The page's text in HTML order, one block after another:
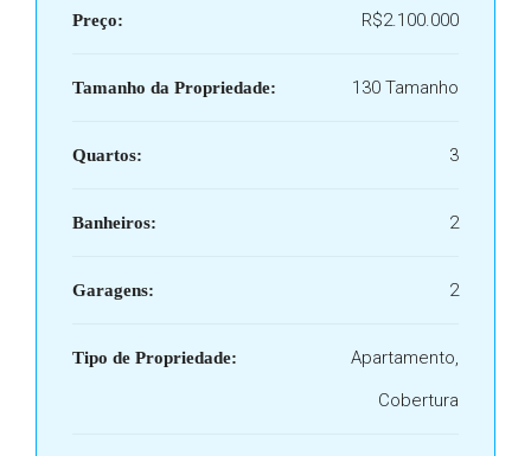
Preço: R$2.100.000
Tamanho da Propriedade: 130 Tamanho
Quartos: 3
Banheiros: 2
Garagens: 2
Tipo de Propriedade:
Apartamento,
Cobertura